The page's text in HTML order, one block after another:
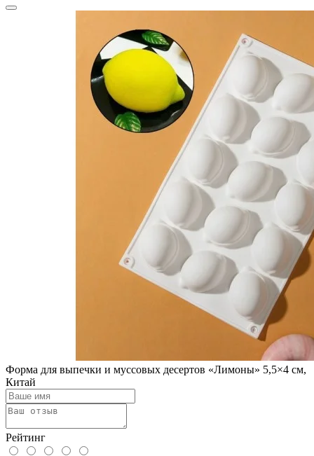
Форма для выпечки и муссовых десертов «Лимоны» 5,5×4 см,
Китай
Рейтинг